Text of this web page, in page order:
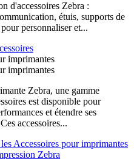
d'accessoires Zebra :
étuis, supports de
personnaliser et...
imprimantes
imprimantes
Zebra, une gamme
est disponible pour
et étendre ses
accessoires...
Accessoires pour imprimantes
Zebra